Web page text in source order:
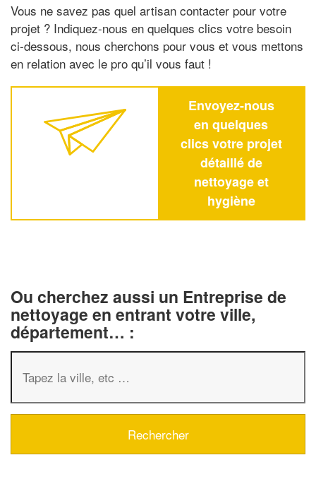
Vous ne savez pas quel artisan contacter pour votre
projet ? Indiquez-nous en quelques clics votre besoin
ci-dessous, nous cherchons pour vous et vous mettons
en relation avec le pro qu’il vous faut !
Envoyez-nous
en quelques
clics votre projet
détaillé de
nettoyage et
hygiène
Ou cherchez aussi un Entreprise de
nettoyage en entrant votre ville,
département… :